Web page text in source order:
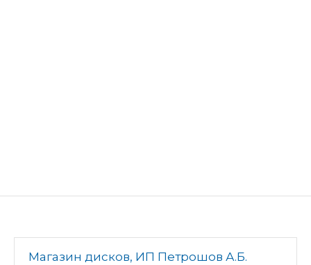
Магазин дисков, ИП Петрошов А.Б.